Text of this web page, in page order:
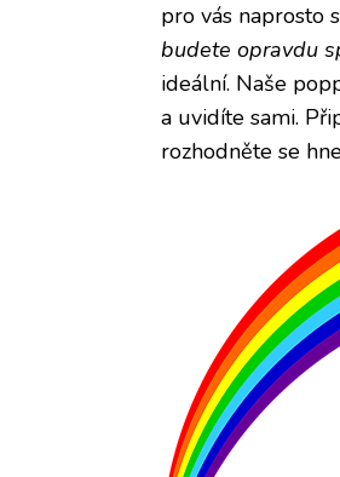
pro vás naprosto
budete opravdu
ideální. Naše
a uvidíte sami.
rozhodněte se